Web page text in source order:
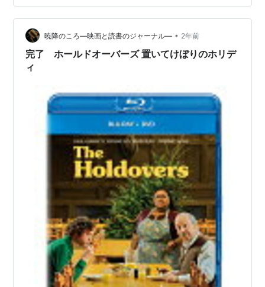
心がひねくれてしまっている可能性は高い。つまり残っ
ている生徒は、相当厄介だと…
暁降のころ―映画と読書のジャーナル― • 2年前
完了 ホールドオーバーズ 置いてけぼりのホリデ
ィ